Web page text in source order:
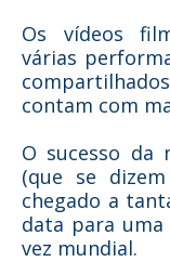
Os vídeos
várias
contam com
O sucesso da
(que se
chegado a
data para uma
vez mundial.